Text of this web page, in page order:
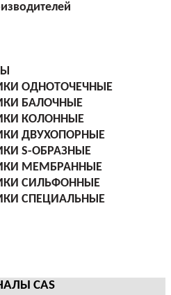
ОДНОТОЧЕЧНЫЕ
БАЛОЧНЫЕ
КОЛОННЫЕ
ДВУХОПОРНЫЕ
S-ОБРАЗНЫЕ
МЕМБРАННЫЕ
СИЛЬФОННЫЕ
СПЕЦИАЛЬНЫЕ
CAS